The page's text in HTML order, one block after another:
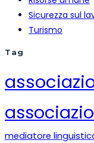
Sicurezza sul
Turismo
Tag
mediatore